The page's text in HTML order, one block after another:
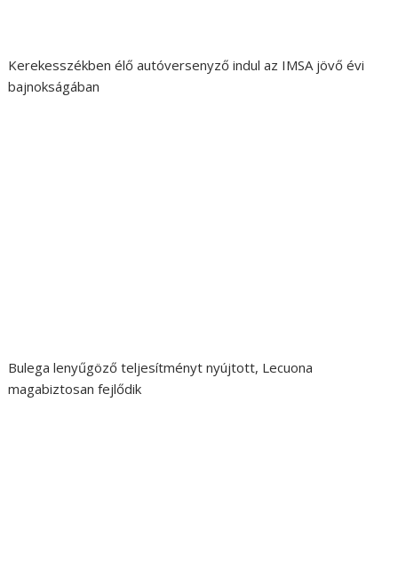
Kerekesszékben élő autóversenyző indul az IMSA jövő évi
bajnokságában
Bulega lenyűgöző teljesítményt nyújtott, Lecuona
magabiztosan fejlődik